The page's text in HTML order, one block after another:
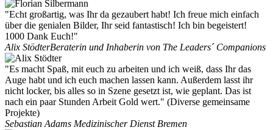
"Echt großartig, was Ihr da gezaubert habt! Ich freue mich einfach
über die genialen Bilder, Ihr seid fantastisch! Ich bin begeistert!
1000 Dank Euch!"
Alix StödterBeraterin und Inhaberin von The Leaders´ Companions
"Es macht Spaß, mit euch zu arbeiten und ich weiß, dass Ihr das
Auge habt und ich euch machen lassen kann. Außerdem lasst ihr
nicht locker, bis alles so in Szene gesetzt ist, wie geplant. Das ist
nach ein paar Stunden Arbeit Gold wert." (Diverse gemeinsame
Projekte)
Sebastian Adams Medizinischer Dienst Bremen